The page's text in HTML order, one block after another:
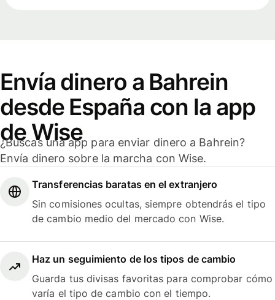
Envía dinero a Bahrein
desde España con la app
de Wise
¿Buscas una app para enviar dinero a Bahrein?
Envía dinero sobre la marcha con Wise.
Transferencias baratas en el extranjero
Sin comisiones ocultas, siempre obtendrás el tipo
de cambio medio del mercado con Wise.
Haz un seguimiento de los tipos de cambio
Guarda tus divisas favoritas para comprobar cómo
varía el tipo de cambio con el tiempo.